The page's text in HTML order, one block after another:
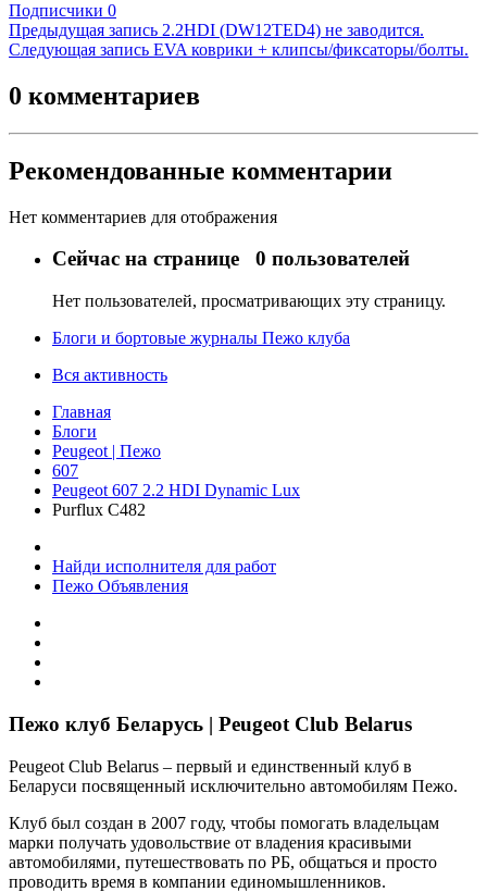
Подписчики 0
Предыдущая запись 2.2HDI (DW12TED4) не заводится.
Следующая запись EVA коврики + клипсы/фиксаторы/болты.
0 комментариев
Рекомендованные комментарии
Нет комментариев для отображения
Сейчас на странице 0 пользователей
Нет пользователей, просматривающих эту страницу.
Блоги и бортовые журналы Пежо клуба
Вся активность
Главная
Блоги
Peugeot | Пежо
607
Peugeot 607 2.2 HDI Dynamic Lux
Purflux C482
Найди исполнителя для работ
Пежо Объявления
Пежо клуб Беларусь | Peugeot Club Belarus
Peugeot Club Belarus – первый и единственный клуб в
Беларуси посвященный исключительно автомобилям Пежо.
Клуб был создан в 2007 году, чтобы помогать владельцам
марки получать удовольствие от владения красивыми
автомобилями, путешествовать по РБ, общаться и просто
проводить время в компании единомышленников.